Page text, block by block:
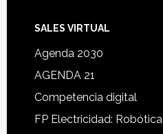
SALES VIRTUAL
Agenda 2030
AGENDA 21
Competencia digital
FP Electricidad: Robótica